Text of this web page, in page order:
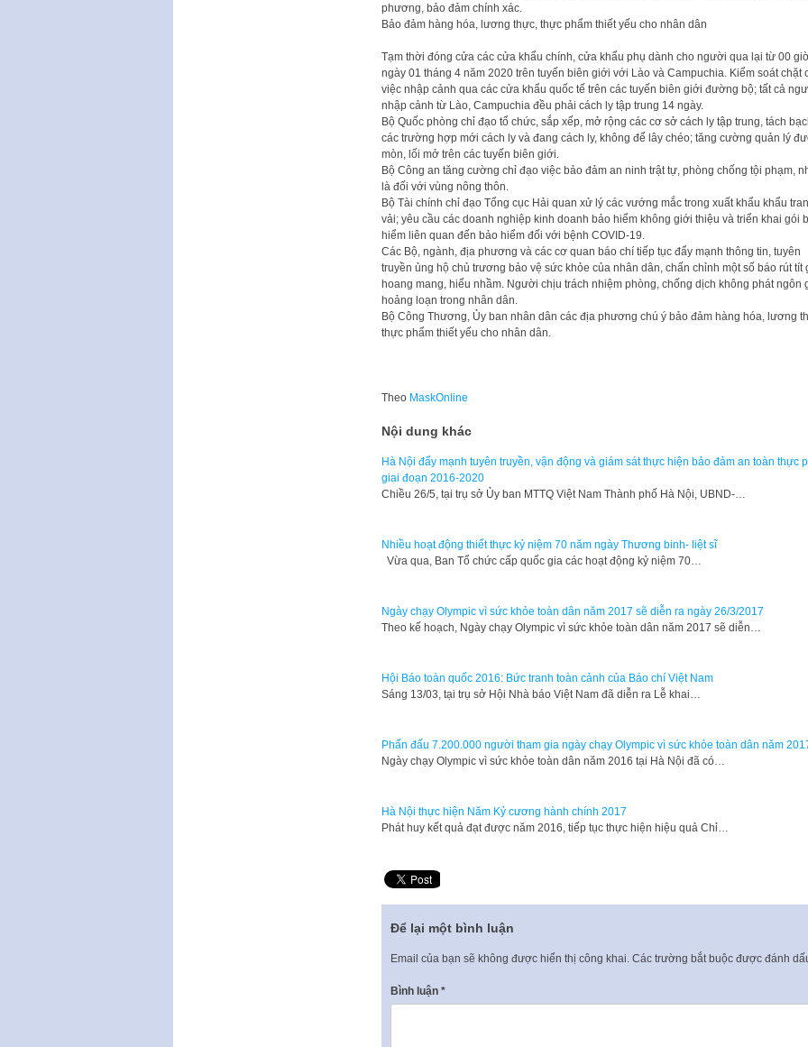
phương, bảo đảm chính xác.
Bảo đảm hàng hóa, lương thực, thực phẩm thiết yếu cho nhân dân
Tạm thời đóng cửa các cửa khẩu chính, cửa khẩu phụ dành cho người qua lại từ 00
ngày 01 tháng 4 năm 2020 trên tuyến biên giới với Lào và Campuchia. Kiểm soát chặt
việc nhập cảnh qua các cửa khẩu quốc tế trên các tuyến biên giới đường bộ; tất cả
nhập cảnh từ Lào, Campuchia đều phải cách ly tập trung 14 ngày.
Bộ Quốc phòng chỉ đạo tổ chức, sắp xếp, mở rộng các cơ sở cách ly tập trung, tách
các trường hợp mới cách ly và đang cách ly, không để lây chéo; tăng cường quản lý
mòn, lối mở trên các tuyến biên giới.
Bộ Công an tăng cường chỉ đạo việc bảo đảm an ninh trật tự, phòng chống tội phạm,
là đối với vùng nông thôn.
Bộ Tài chính chỉ đạo Tổng cục Hải quan xử lý các vướng mắc trong xuất khẩu khẩu
vải; yêu cầu các doanh nghiệp kinh doanh bảo hiểm không giới thiệu và triển khai gói
hiểm liên quan đến bảo hiểm đối với bệnh COVID-19.
Các Bộ, ngành, địa phương và các cơ quan báo chí tiếp tục đẩy mạnh thông tin, tuyên
truyền ủng hộ chủ trương bảo vệ sức khỏe của nhân dân, chấn chỉnh một số báo rút tít
hoang mang, hiểu nhầm. Người chịu trách nhiệm phòng, chống dịch không phát ngôn
hoảng loạn trong nhân dân.
Bộ Công Thương, Ủy ban nhân dân các địa phương chú ý bảo đảm hàng hóa, lương
thực phẩm thiết yếu cho nhân dân.
Theo MaskOnline
Nội dung khác
Hà Nội đẩy mạnh tuyên truyền, vận động và giám sát thực hiện bảo đảm an toàn thực
giai đoạn 2016-2020
Chiều 26/5, tại trụ sở Ủy ban MTTQ Việt Nam Thành phố Hà Nội, UBND-…
Nhiều hoạt động thiết thực kỷ niệm 70 năm ngày Thương binh- liệt sĩ
Vừa qua, Ban Tổ chức cấp quốc gia các hoạt động kỷ niệm 70…
Ngày chạy Olympic vì sức khỏe toàn dân năm 2017 sẽ diễn ra ngày 26/3/2017
Theo kế hoạch, Ngày chạy Olympic vì sức khỏe toàn dân năm 2017 sẽ diễn…
Hội Báo toàn quốc 2016: Bức tranh toàn cảnh của Báo chí Việt Nam
Sáng 13/03, tại trụ sở Hội Nhà báo Việt Nam đã diễn ra Lễ khai…
Phấn đấu 7.200.000 người tham gia ngày chạy Olympic vì sức khỏe toàn dân năm
Ngày chạy Olympic vì sức khỏe toàn dân năm 2016 tại Hà Nội đã có…
Hà Nội thực hiện Năm Kỷ cương hành chính 2017
Phát huy kết quả đạt được năm 2016, tiếp tục thực hiện hiệu quả Chỉ…
Để lại một bình luận
Email của bạn sẽ không được hiển thị công khai. Các trường bắt buộc được đánh
Bình luận *